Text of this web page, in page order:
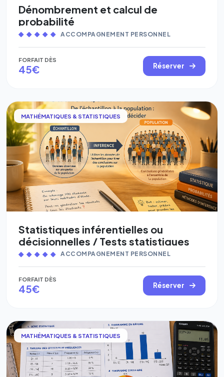
Dénombrement et calcul de
probabilité
ACCOMPAGNEMENT PERSONNEL
FORFAIT DÈS
45€ Réserver
MATHÉMATIQUES & STATISTIQUES
Statistiques inférentielles ou
décisionnelles / Tests statistiques
ACCOMPAGNEMENT PERSONNEL
FORFAIT DÈS
45€ Réserver
MATHÉMATIQUES & STATISTIQUES